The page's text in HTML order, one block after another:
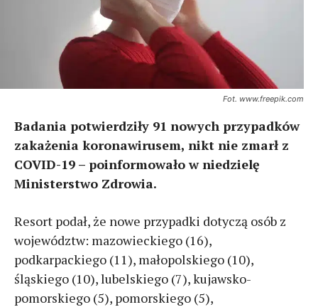
Fot. www.freepik.com
Badania potwierdziły 91 nowych przypadków
zakażenia koronawirusem, nikt nie zmarł z
COVID-19 – poinformowało w niedzielę
Ministerstwo Zdrowia.
Resort podał, że nowe przypadki dotyczą osób z
województw: mazowieckiego (16),
podkarpackiego (11), małopolskiego (10),
śląskiego (10), lubelskiego (7), kujawsko-
pomorskiego (5), pomorskiego (5),